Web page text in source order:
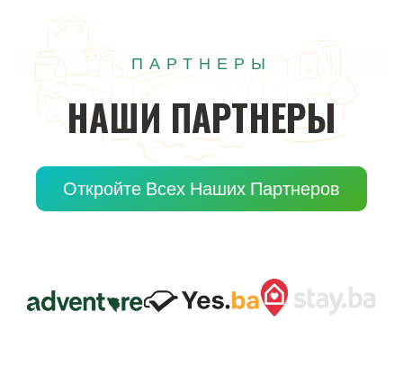
ПАРТНЕРЫ
НАШИ ПАРТНЕРЫ
Откройте Всех Наших Партнеров